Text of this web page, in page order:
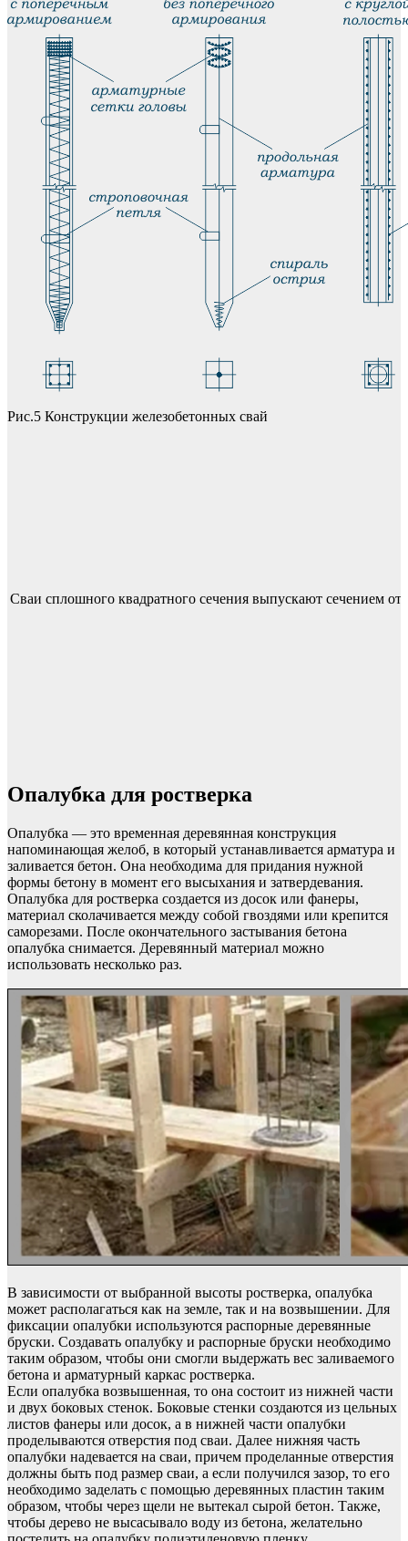
Рис.5 Конструкции железобетонных свай
Сваи сплошного квадратного сечения выпускают сечением
Опалубка для ростверка
Опалубка — это временная деревянная конструкция
напоминающая желоб, в который устанавливается арматура и
заливается бетон. Она необходима для придания нужной
формы бетону в момент его высыхания и затвердевания.
Опалубка для ростверка создается из досок или фанеры,
материал сколачивается между собой гвоздями или крепится
саморезами. После окончательного застывания бетона
опалубка снимается. Деревянный материал можно
использовать несколько раз.
В зависимости от выбранной высоты ростверка, опалубка
может располагаться как на земле, так и на возвышении. Для
фиксации опалубки используются распорные деревянные
бруски. Создавать опалубку и распорные бруски необходимо
таким образом, чтобы они смогли выдержать вес заливаемого
бетона и арматурный каркас ростверка.
Если опалубка возвышенная, то она состоит из нижней части
и двух боковых стенок. Боковые стенки создаются из цельных
листов фанеры или досок, а в нижней части опалубки
проделываются отверстия под сваи. Далее нижняя часть
опалубки надевается на сваи, причем проделанные отверстия
должны быть под размер сваи, а если получился зазор, то его
необходимо заделать с помощью деревянных пластин таким
образом, чтобы через щели не вытекал сырой бетон. Также,
чтобы дерево не высасывало воду из бетона, желательно